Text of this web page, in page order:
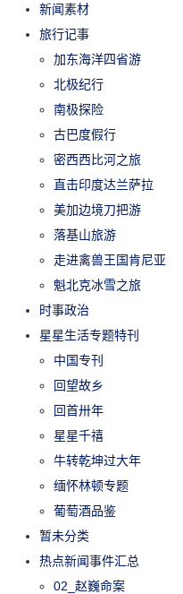
新闻素材
旅行记事
加东海洋四省游
北极纪行
南极探险
古巴度假行
密西西比河之旅
直击印度达兰萨拉
美加边境刀把游
落基山旅游
走进禽兽王国肯尼亚
魁北克冰雪之旅
时事政治
星星生活专题特刊
中国专刊
回望故乡
回首卅年
星星千禧
牛转乾坤过大年
缅怀林顿专题
葡萄酒品鉴
暂未分类
热点新闻事件汇总
02_赵巍命案